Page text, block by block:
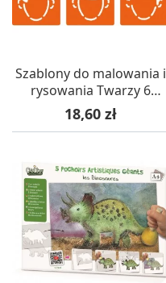
Szablony do malowania i
rysowania Twarzy 6
sztuk, Graine Creative
Cena
18,60 zł